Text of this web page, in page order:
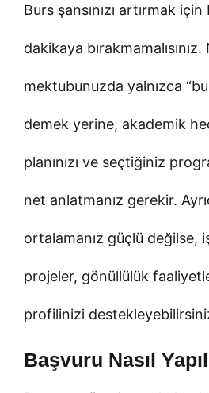
Burs şansınızı artırmak
dakikaya
mektubunuzda yalnızca
demek yerine, akademik
planınızı ve seçtiğiniz
net anlatmanız gerekir.
ortalamanız güçlü değilse,
projeler, gönüllülük
profilinizi
Başvuru Nasıl